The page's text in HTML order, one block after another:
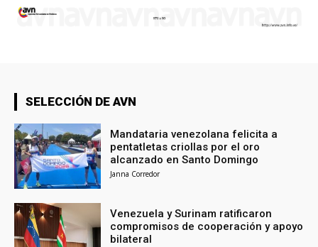
SELECCIÓN DE AVN
Mandataria venezolana felicita a
pentatletas criollas por el oro
alcanzado en Santo Domingo
Janna Corredor
Venezuela y Surinam ratificaron
compromisos de cooperación y apoyo
bilateral